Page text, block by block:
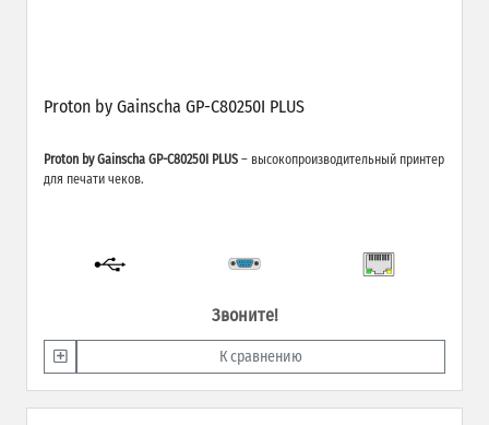
Proton by Gainscha GP-C80250I PLUS
Proton by Gainscha GP-C80250I PLUS – высокопроизводительный принтер
для печати чеков.
Звоните!
К сравнению